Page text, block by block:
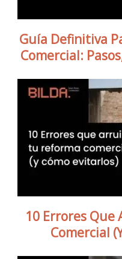
Guía Definitiva
Comercial:
10 Errores Que
Comercial